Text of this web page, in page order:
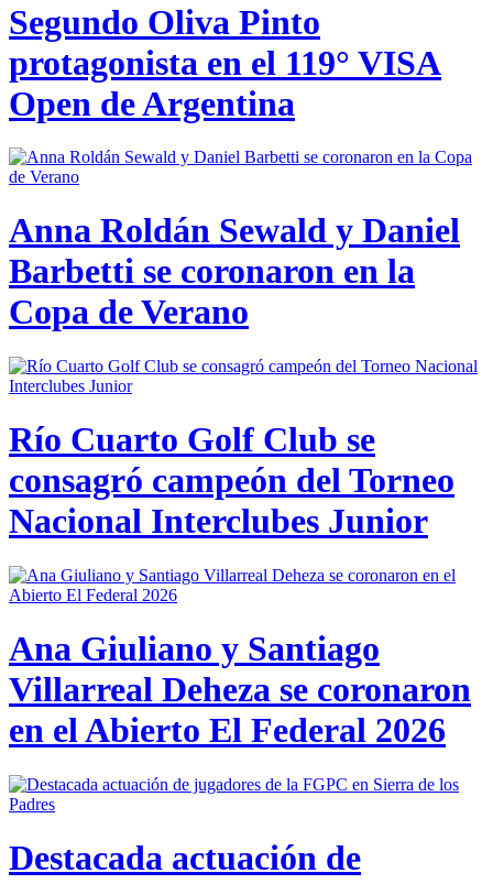
Segundo Oliva Pinto
protagonista en el 119° VISA
Open de Argentina
Anna Roldán Sewald y Daniel
Barbetti se coronaron en la
Copa de Verano
Río Cuarto Golf Club se
consagró campeón del Torneo
Nacional Interclubes Junior
Ana Giuliano y Santiago
Villarreal Deheza se coronaron
en el Abierto El Federal 2026
Destacada actuación de